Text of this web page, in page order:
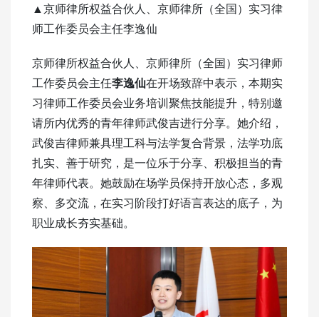
▲京师律所权益合伙人、京师律所（全国）实习律
师工作委员会主任李逸仙
京师律所权益合伙人、京师律所（全国）实习律师
工作委员会主任李逸仙在开场致辞中表示，本期实
习律师工作委员会业务培训聚焦技能提升，特别邀
请所内优秀的青年律师武俊吉进行分享。她介绍，
武俊吉律师兼具理工科与法学复合背景，法学功底
扎实、善于研究，是一位乐于分享、积极担当的青
年律师代表。她鼓励在场学员保持开放心态，多观
察、多交流，在实习阶段打好语言表达的底子，为
职业成长夯实基础。